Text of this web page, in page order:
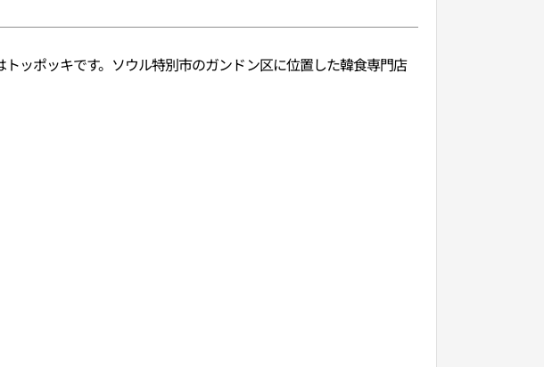
ッポッキです。ソウル特別市のガンドン区に位置した韓食専門店